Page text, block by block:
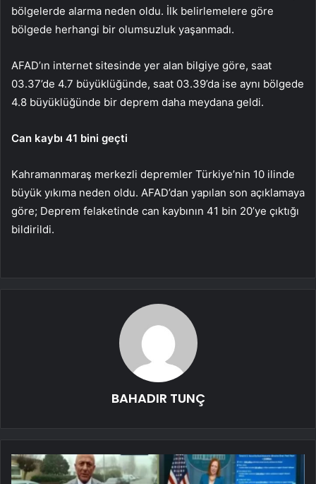
bölgelerde alarma neden oldu. İlk belirlemelere göre
bölgede herhangi bir olumsuzluk yaşanmadı.
AFAD’ın internet sitesinde yer alan bilgiye göre, saat
03.37’de 4.7 büyüklüğünde, saat 03.39’da ise aynı bölgede
4.8 büyüklüğünde bir deprem daha meydana geldi.
Can kaybı 41 bini geçti
Kahramanmaraş merkezli depremler Türkiye’nin 10 ilinde
büyük yıkıma neden oldu. AFAD’dan yapılan son açıklamaya
göre; Deprem felaketinde can kaybının 41 bin 20’ye çıktığı
bildirildi.
BAHADIR TUNÇ